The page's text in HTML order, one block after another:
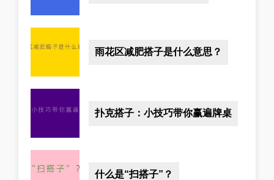
雨花区减肥搭子是什么意思？
扑克搭子：小技巧带你赢遍牌桌
什么是“扫搭子”？